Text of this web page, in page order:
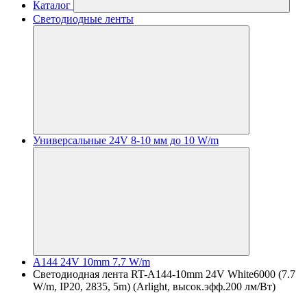
Каталог
Светодиодные ленты
Универсальные 24V 8-10 мм до 10 W/m
A144 24V 10mm 7.7 W/m
Светодиодная лента RT-A144-10mm 24V White6000 (7.7
W/m, IP20, 2835, 5m) (Arlight, высок.эфф.200 лм/Вт)